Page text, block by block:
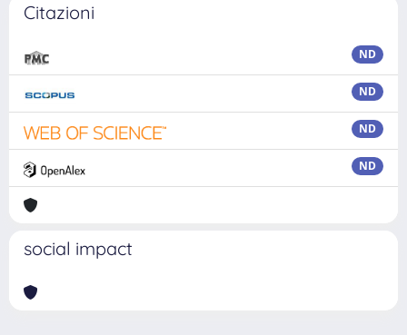
Citazioni
ND
ND
ND
ND
social impact